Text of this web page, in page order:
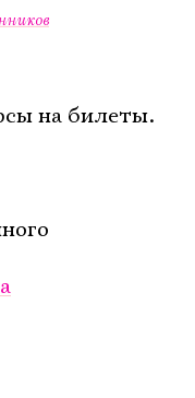
на билеты.